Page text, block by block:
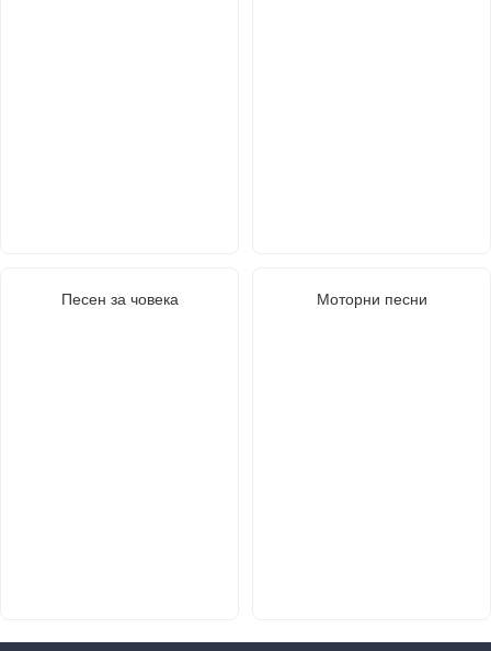
Песен за човека Моторни песни